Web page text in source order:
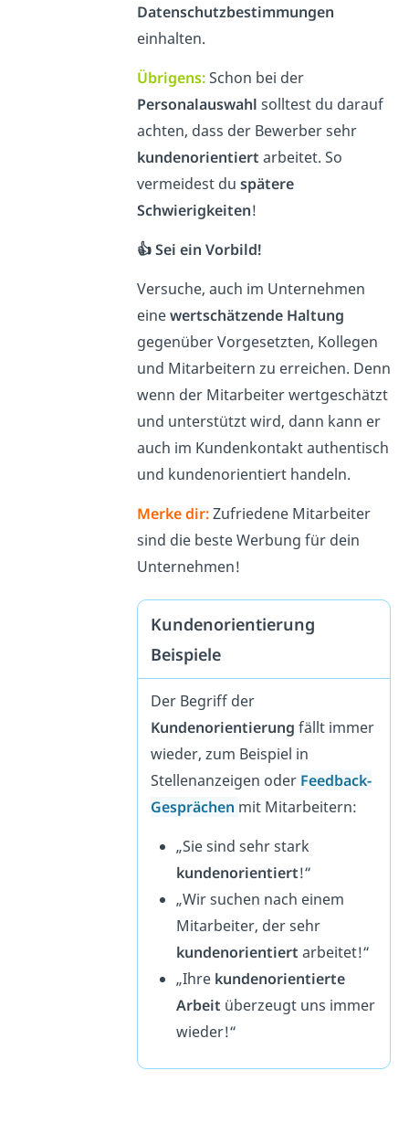
Datenschutzbestimmungen
einhalten.
Übrigens:Schon bei der
Personalauswahl solltest du darauf
achten, dass der Bewerber sehr
kundenorientiert arbeitet. So
vermeidest du spätere
Schwierigkeiten!
👍 Sei ein Vorbild!
Versuche, auch im Unternehmen
einewertschätzende Haltung
gegenüber Vorgesetzten, Kollegen
und Mitarbeitern zu erreichen. Denn
wenn der Mitarbeiter wertgeschätzt
und unterstützt wird, dann kann er
auch im Kundenkontakt authentisch
und kundenorientiert handeln.
Merke dir:Zufriedene Mitarbeiter
sind die beste Werbung für dein
Unternehmen!
Kundenorientierung
Beispiele
Der Begriff der
Kundenorientierung fällt immer
wieder, zum Beispiel in
Stellenanzeigen oder Feedback-
Gesprächen mit Mitarbeitern:
„Sie sind sehr stark
kundenorientiert!“
„Wir suchen nach einem
Mitarbeiter, der sehr
kundenorientiert arbeitet!“
„Ihre kundenorientierte
Arbeit überzeugt uns immer
wieder!“